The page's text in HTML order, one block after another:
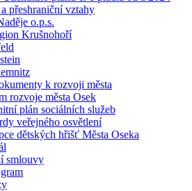
přeshraniční vztahy
o.p.s.
Krušnohoří
k rozvoji města
rozvoje města Osek
plán sociálních služeb
veřejného osvětlení
dětských hřišť Města Oseka
smlouvy